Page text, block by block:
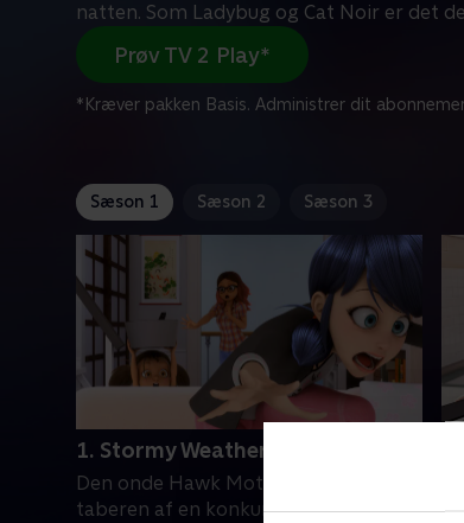
natten. Som Ladybug og Cat Noir er det
Prøv TV 2 Play*
*Kræver pakken Basis. Administrer dit
Sæson 1 Sæson 2 Sæson 3
1. Stormy Weather
Den onde Hawk Moth forvandler
taberen af en konkurrence til Stormy